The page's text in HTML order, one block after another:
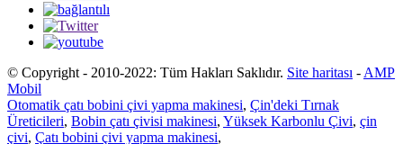
© Copyright - 2010-2022: Tüm Hakları Saklıdır. Site haritası - AMP
Mobil
Otomatik çatı bobini çivi yapma makinesi, Çin'deki Tırnak
Üreticileri, Bobin çatı çivisi makinesi, Yüksek Karbonlu Çivi, çin
çivi, Çatı bobini çivi yapma makinesi,